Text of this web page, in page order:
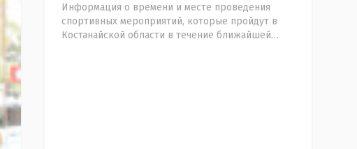
Информация о времени и месте проведения
спортивных мероприятий, которые пройдут в
Костанайской области в течение ближайшей